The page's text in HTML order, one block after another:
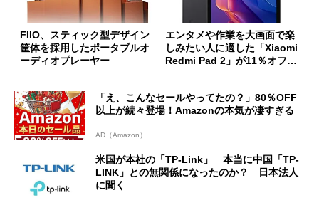
FIIO、スティック型デザイン
筐体を採用したポータブルオ
ーディオプレーヤー
エンタメや作業を大画面で楽
しみたい人に適した「Xiaomi
Redmi Pad 2」が11％オフの
「え、こんなセールやってたの？」80％OFF
以上が続々登場！Amazonの本気が凄すぎる
AD（Amazon）
米国が本社の「TP-Link」 本当に中国「TP-
LINK」との無関係になったのか？ 日本法人
に聞く